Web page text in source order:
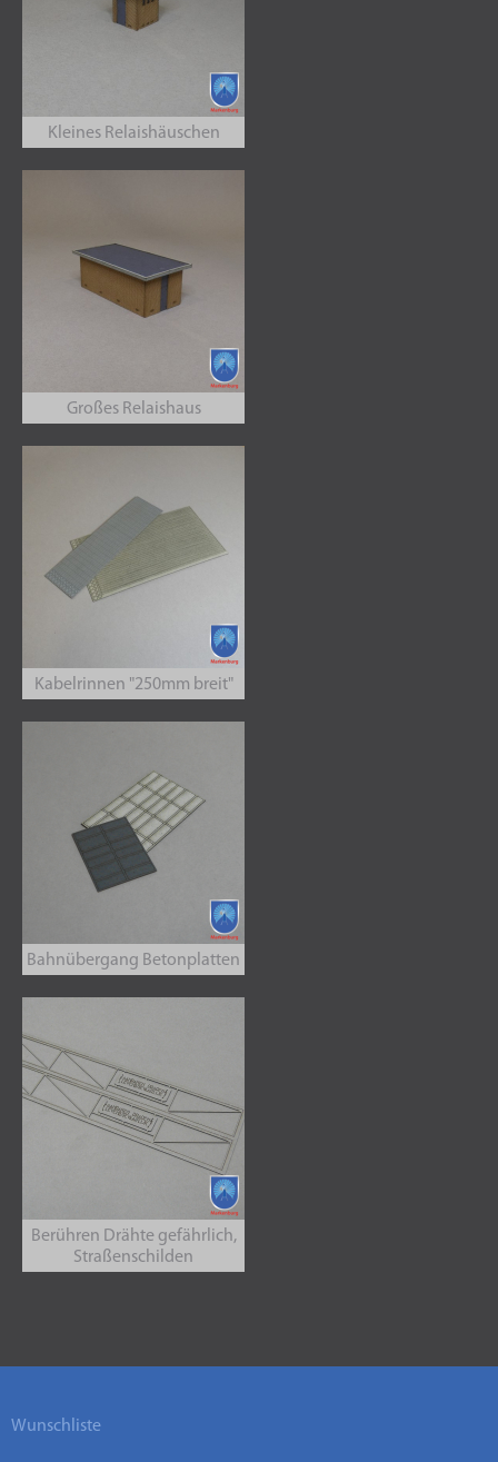
Kleines Relaishäuschen
Großes Relaishaus
Kabelrinnen "250mm breit"
Bahnübergang Betonplatten
Berühren Drähte gefährlich,
Straßenschilden
Wunschliste